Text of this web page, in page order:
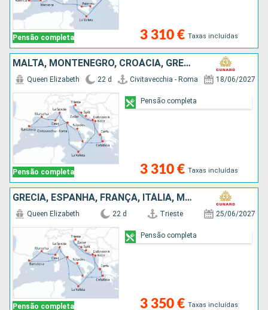
Pensão completa 3 310 € Taxas incluídas
MALTA, MONTENEGRO, CROÁCIA, GRÉCIA, ITÁLIA, ESPANHA, FRANÇA
Pensão completa
Queen Elizabeth 22 d Civitavecchia - Roma 18/06/2027
3 310 € Taxas incluídas
Pensão completa
GRÉCIA, ESPANHA, FRANÇA, ITÁLIA, MALTA, MONTENEGRO, CROÁCIA
Pensão completa
Queen Elizabeth 22 d Trieste 25/06/2027
3 350 € Taxas incluídas
Pensão completa